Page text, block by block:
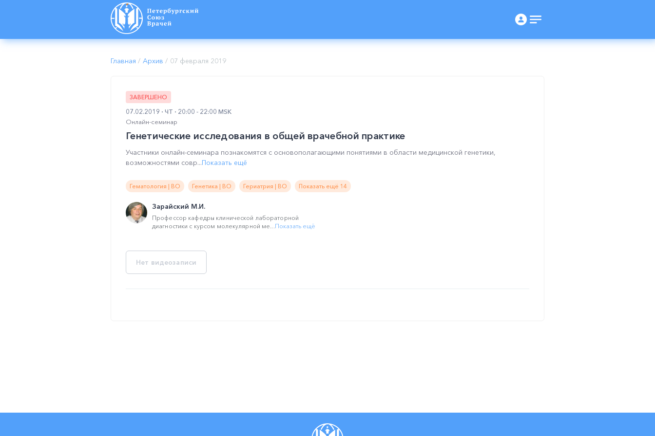
Главная / Архив / 07 февраля 2019
ЗАВЕРШЕНО
07.02.2019 ЧТ
20:00 - 22:00 MSK
Онлайн-семинар
Генетические исследования в общей врачебной практике
Участники онлайн-семинара познакомятся с основополагающими понятиями в области медицинской генетики,
возможностями совр...Показать ещё
Гематология | ВО Генетика | ВО Гериатрия | ВО Показать ещё 14
Зарайский М.И.
Профессор кафедры клинической лабораторной
диагностики с курсом молекулярной ме...Показать ещё
Нет видеозаписи